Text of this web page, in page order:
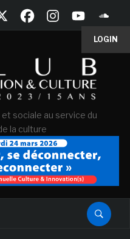
LOGIN
sociale au service du
la culture